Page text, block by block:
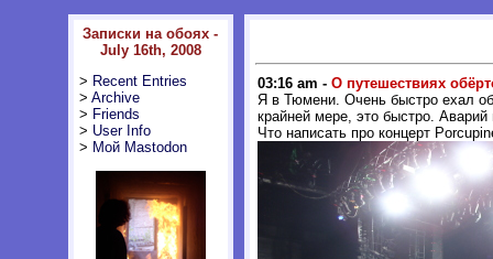
Записки на обоях -
July 16th, 2008
> Recent Entries
> Archive
> Friends
> User Info
> Мой Mastodon
03:16 am - О путешествиях
Я в Тюмени. Очень быстро ехал
крайней мере, это быстро.
Что написать про концерт